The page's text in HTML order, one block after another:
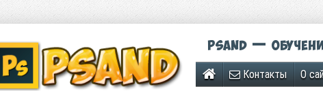
Psand —
Контакты О